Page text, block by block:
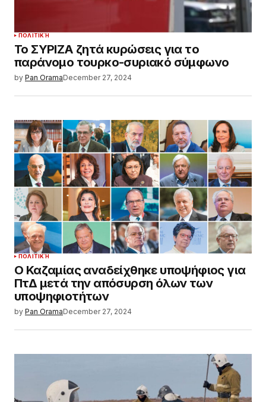
ΠΟΛΙΤΙΚΉ
Το ΣΥΡΙΖΑ ζητά κυρώσεις για το
παράνομο τουρκο-συριακό σύμφωνο
by Pan OramaDecember 27, 2024
ΠΟΛΙΤΙΚΉ
Ο Καζαμίας αναδείχθηκε υποψήφιος για
ΠτΔ μετά την απόσυρση όλων των
υποψηφιοτήτων
by Pan OramaDecember 27, 2024